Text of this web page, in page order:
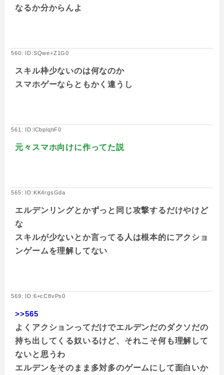
なるか分からんよ
560: ID:SQwe+Z1G0
スキル枠少ないのは何なのか
スマホゲーならともかく違うし
561: ID:lCbplqhF0
元々スマホ向けに作ってた説
565: ID:KK4rgsGda
エルデンリングとかずっと同じ攻撃するだけやけど
な
スキルが少ないとか言ってる人は根本的にアクショ
ンゲームを理解してない
569: ID:6+cC8vPs0
>>565
よくアクションってだけでエルデンだのダクソだの
持ち出してくる奴いるけど、それこそ何も理解して
ないと思うわ
エルデンをそのまま多対多のゲームにして面白いか